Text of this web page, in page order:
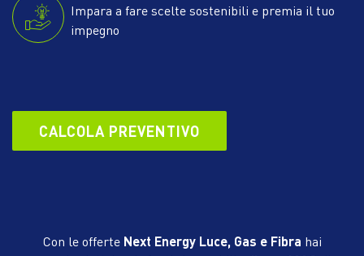
Impara a fare scelte sostenibili e premia il tuo
impegno
CALCOLA PREVENTIVO
Con le offerte Next Energy Luce, Gas e Fibra hai